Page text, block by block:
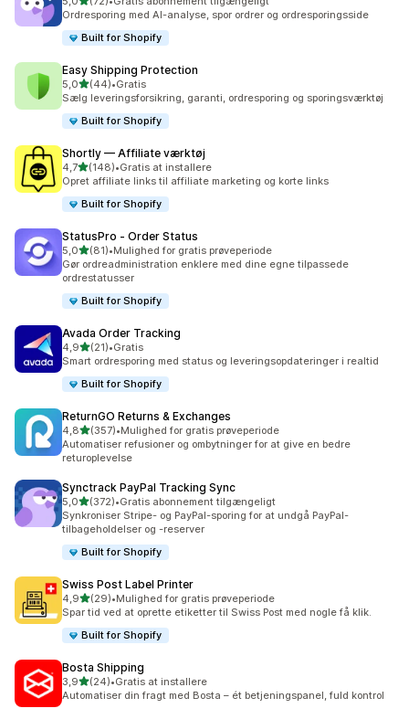
72 anmeldelser i alt
Ordresporing med AI-analyse, spor ordrer og ordresporingsside
Built for Shopify
Easy Shipping Protection
5,0ud af 5 stjerner
(44)
44 anmeldelser i alt
•Gratis
Sælg leveringsforsikring, garanti, ordresporing og sporingsværktøj
Built for Shopify
Shortly — Affiliate værktøj
4,7ud af 5 stjerner
(148)
148 anmeldelser i alt
•Gratis at installere
Opret affiliate links til affiliate marketing og korte links
Built for Shopify
StatusPro ‑ Order Status
5,0ud af 5 stjerner
(81)
81 anmeldelser i alt
•Mulighed for gratis prøveperiode
Gør ordreadministration enklere med dine egne tilpassede
ordrestatusser
Built for Shopify
Avada Order Tracking
4,9ud af 5 stjerner
(21)
21 anmeldelser i alt
•Gratis
Smart ordresporing med status og leveringsopdateringer i realtid
Built for Shopify
ReturnGO Returns & Exchanges
4,8ud af 5 stjerner
(357)
357 anmeldelser i alt
•Mulighed for gratis prøveperiode
Automatiser refusioner og ombytninger for at give en bedre
returoplevelse
Synctrack PayPal Tracking Sync
5,0ud af 5 stjerner
(372)
372 anmeldelser i alt
•Gratis abonnement tilgængeligt
Synkroniser Stripe- og PayPal-sporing for at undgå PayPal-
tilbageholdelser og -reserver
Built for Shopify
Swiss Post Label Printer
4,9ud af 5 stjerner
(29)
29 anmeldelser i alt
•Mulighed for gratis prøveperiode
Spar tid ved at oprette etiketter til Swiss Post med nogle få klik.
Built for Shopify
Bosta Shipping
3,9ud af 5 stjerner
(24)
24 anmeldelser i alt
•Gratis at installere
Automatiser din fragt med Bosta – ét betjeningspanel, fuld kontrol